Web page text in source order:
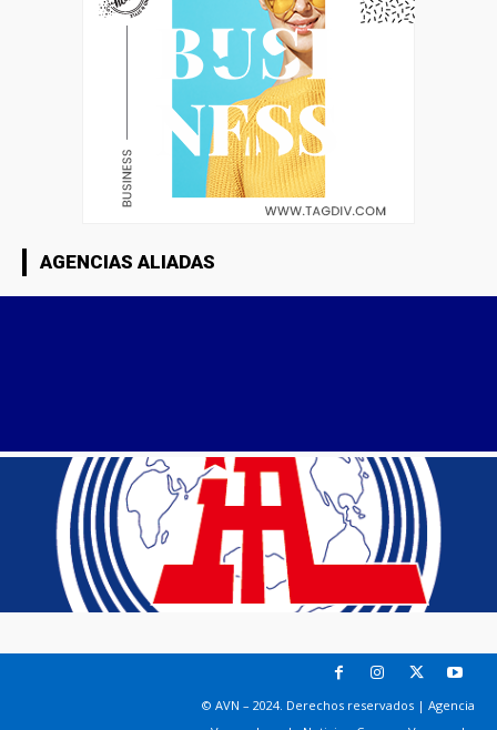
AGENCIAS ALIADAS
© AVN – 2024. Derechos reservados | Agencia